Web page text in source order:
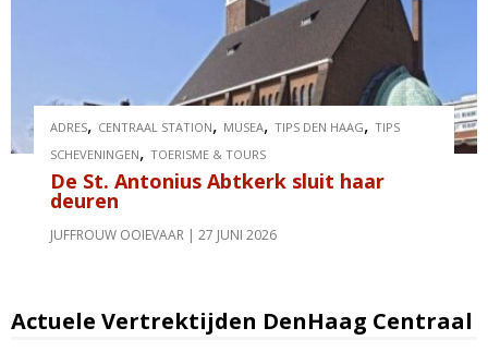
ADRES, CENTRAAL STATION, MUSEA,TIPS DEN HAAG,TIPS
SCHEVENINGEN,TOERISME & TOURS
De St. Antonius Abtkerk sluit haar
deuren
JUFFROUW OOIEVAAR 27 JUNI 2026
Actuele Vertrektijden DenHaag Centraal